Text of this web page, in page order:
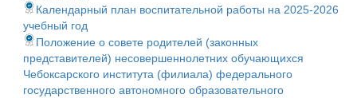
Календарный план воспитательной работы на 2025-2026
учебный год
Положение о совете родителей (законных
представителей) несовершеннолетних обучающихся
Чебоксарского института (филиала) федерального
государственного автономного образовательного